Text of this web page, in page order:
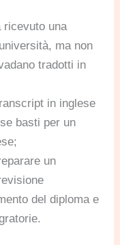
ricevuto una
ma non
tradotti in
in inglese
basti per un
un
del diploma e